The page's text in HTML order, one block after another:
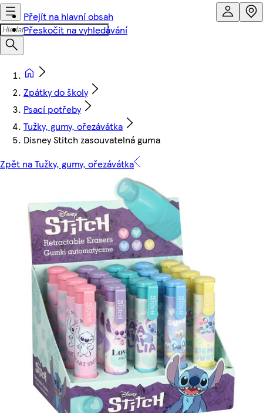
Přejít na hlavní obsah
Přeskočit na vyhledávání
Zpátky do školy
Psací potřeby
Tužky, gumy, ořezávátka
Disney Stitch zasouvatelná guma
Zpět na Tužky, gumy, ořezávátka